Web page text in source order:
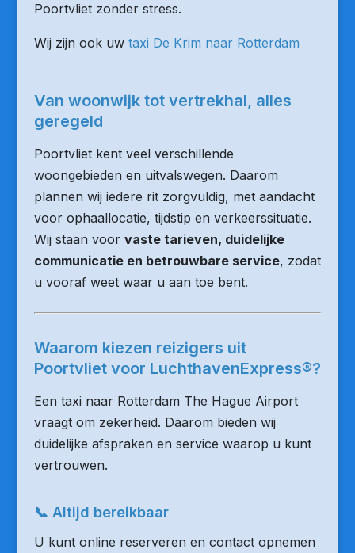
Poortvliet zonder stress.
Wij zijn ook uw taxi De Krim naar Rotterdam
Van woonwijk tot vertrekhal, alles
geregeld
Poortvliet kent veel verschillende
woongebieden en uitvalswegen. Daarom
plannen wij iedere rit zorgvuldig, met aandacht
voor ophaallocatie, tijdstip en verkeerssituatie.
Wij staan voor vaste tarieven, duidelijke
communicatie en betrouwbare service, zodat
u vooraf weet waar u aan toe bent.
Waarom kiezen reizigers uit
Poortvliet voor LuchthavenExpress®?
Een taxi naar Rotterdam The Hague Airport
vraagt om zekerheid. Daarom bieden wij
duidelijke afspraken en service waarop u kunt
vertrouwen.
📞 Altijd bereikbaar
U kunt online reserveren en contact opnemen